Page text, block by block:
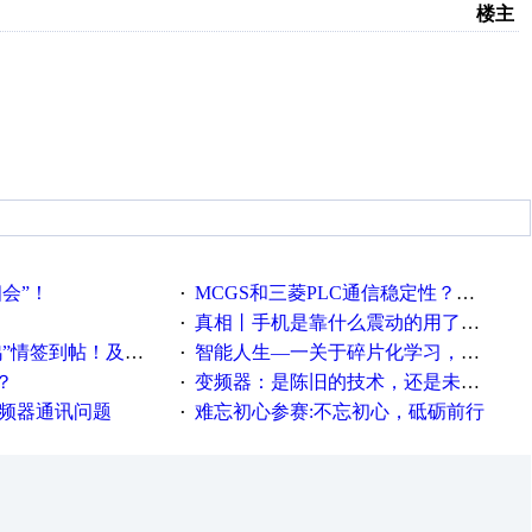
楼主
”！ · MCGS和三菱PLC通信稳定性？？？
· 真相丨手机是靠什么震动的用了这么多年才知道！
时更新在线研讨会预告
·
智能人生—一关于碎片化学习，看这一篇就够了！
· 变频器：是陈旧的技术，还是未来的幕后英雄？
器通讯问题
· 难忘初心参赛:不忘初心，砥砺前行